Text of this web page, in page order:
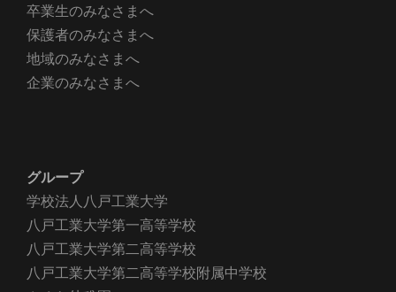
卒業生のみなさまへ
保護者のみなさまへ
地域のみなさまへ
企業のみなさまへ
グループ
学校法人八戸工業大学
八戸工業大学第一高等学校
八戸工業大学第二高等学校
八戸工業大学第二高等学校附属中学校